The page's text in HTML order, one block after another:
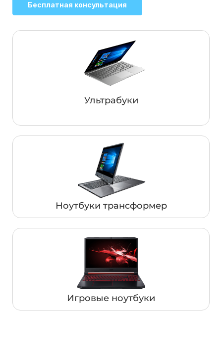
Бесплатная консультация
Ультрабуки
Ноутбуки трансформер
Игровые ноутбуки